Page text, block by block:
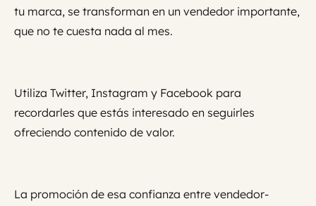
tu marca, se transforman en un vendedor importante,
que no te cuesta nada al mes.
Utiliza Twitter, Instagram y Facebook para
recordarles que estás interesado en seguirles
ofreciendo contenido de valor.
La promoción de esa confianza entre vendedor-